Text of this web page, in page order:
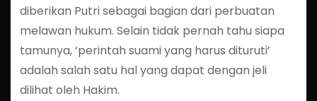
diberikan Putri sebagai bagian dari perbuatan
melawan hukum. Selain tidak pernah tahu siapa
tamunya, ‘perintah suami yang harus dituruti’
adalah salah satu hal yang dapat dengan jeli
dilihat oleh Hakim.